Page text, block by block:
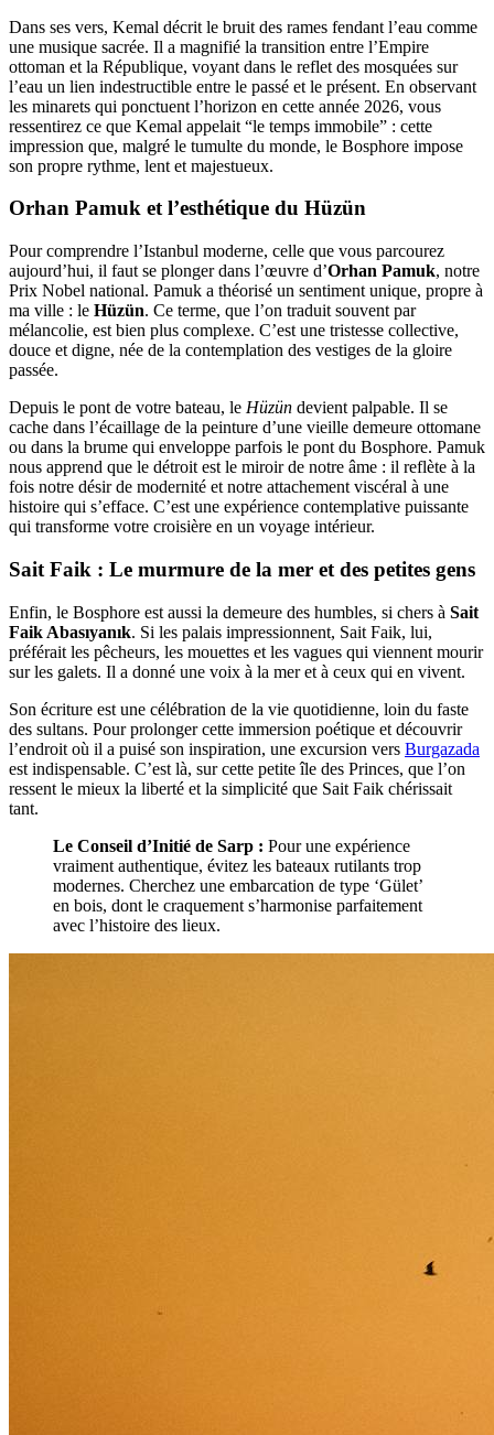
Dans ses vers, Kemal décrit le bruit des rames fendant l’eau comme
une musique sacrée. Il a magnifié la transition entre l’Empire
ottoman et la République, voyant dans le reflet des mosquées sur
l’eau un lien indestructible entre le passé et le présent. En observant
les minarets qui ponctuent l’horizon en cette année 2026, vous
ressentirez ce que Kemal appelait “le temps immobile” : cette
impression que, malgré le tumulte du monde, le Bosphore impose
son propre rythme, lent et majestueux.
Orhan Pamuk et l’esthétique du Hüzün
Pour comprendre l’Istanbul moderne, celle que vous parcourez
aujourd’hui, il faut se plonger dans l’œuvre d’Orhan Pamuk, notre
Prix Nobel national. Pamuk a théorisé un sentiment unique, propre à
ma ville : le Hüzün. Ce terme, que l’on traduit souvent par
mélancolie, est bien plus complexe. C’est une tristesse collective,
douce et digne, née de la contemplation des vestiges de la gloire
passée.
Depuis le pont de votre bateau, le Hüzün devient palpable. Il se
cache dans l’écaillage de la peinture d’une vieille demeure ottomane
ou dans la brume qui enveloppe parfois le pont du Bosphore. Pamuk
nous apprend que le détroit est le miroir de notre âme : il reflète à la
fois notre désir de modernité et notre attachement viscéral à une
histoire qui s’efface. C’est une expérience contemplative puissante
qui transforme votre croisière en un voyage intérieur.
Sait Faik : Le murmure de la mer et des petites gens
Enfin, le Bosphore est aussi la demeure des humbles, si chers à Sait
Faik Abasıyanık. Si les palais impressionnent, Sait Faik, lui,
préférait les pêcheurs, les mouettes et les vagues qui viennent mourir
sur les galets. Il a donné une voix à la mer et à ceux qui en vivent.
Son écriture est une célébration de la vie quotidienne, loin du faste
des sultans. Pour prolonger cette immersion poétique et découvrir
l’endroit où il a puisé son inspiration, une excursion vers Burgazada
est indispensable. C’est là, sur cette petite île des Princes, que l’on
ressent le mieux la liberté et la simplicité que Sait Faik chérissait
tant.
Le Conseil d’Initié de Sarp : Pour une expérience
vraiment authentique, évitez les bateaux rutilants trop
modernes. Cherchez une embarcation de type ‘Gület’
en bois, dont le craquement s’harmonise parfaitement
avec l’histoire des lieux.